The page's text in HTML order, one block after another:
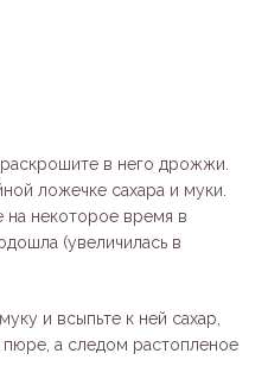
в него дрожжи.
ложечке сахара и муки.
на некоторое время в
(увеличилась в
и всыпьте к ней сахар,
а следом растопленое